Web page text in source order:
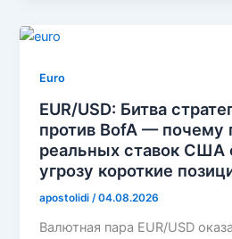
Euro
EUR/USD: Битва
против BofA — почему
реальных ставок США
угрозу короткие
apostolidi /04.08.2026
Валютная пара EUR/USD